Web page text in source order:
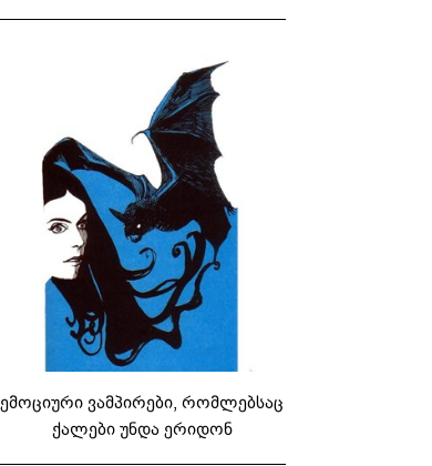
ემოციური ვამპირები, რომლებსაც
ქალები უნდა ერიდონ